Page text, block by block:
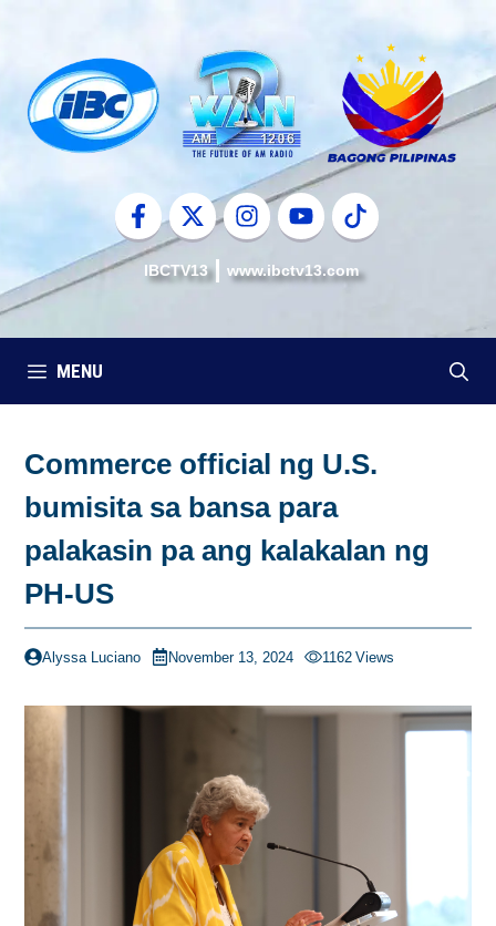
content
IBCTV13 www.ibctv13.com
MENU
Commerce official ng U.S.
bumisita sa bansa para
palakasin pa ang kalakalan ng
PH-US
Alyssa Luciano November 13, 2024 1162 Views